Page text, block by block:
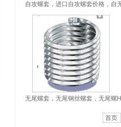
自攻螺套，进口自攻螺套价格，自
攻螺纹护套批发
无尾螺套，无尾钢丝螺套，无尾螺
纹护套，KATO无尾螺套
首页